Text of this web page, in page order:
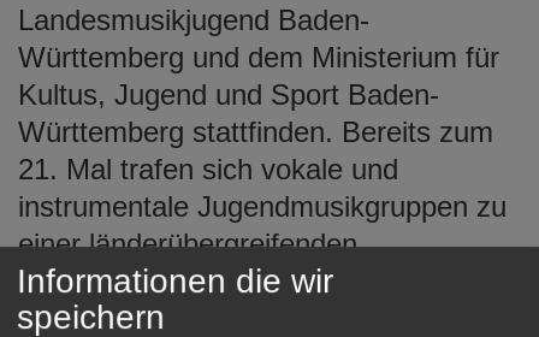
Landesmusikjugend Baden-
Württemberg und dem Ministerium für
Kultus, Jugend und Sport Baden-
Württemberg stattfinden. Bereits zum
21. Mal trafen sich vokale und
instrumentale Jugendmusikgruppen zu
einer länderübergreifenden,
musikalischen Begegnung mit über
3000 Kindern und Jugendlichen. Aus
Informationen die wir
speichern